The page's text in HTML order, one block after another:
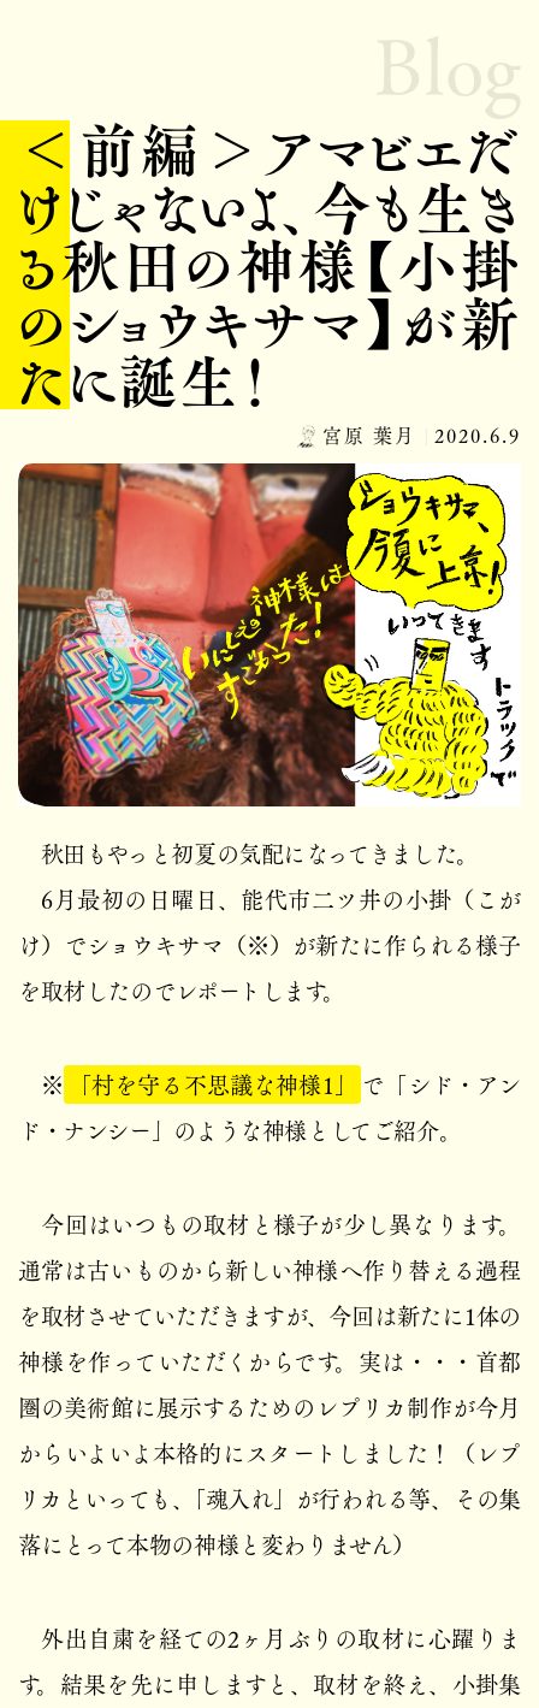
＜前編＞アマビエだ
けじゃないよ、今も生き
る秋田の神様【小掛
のショウキサマ】が新
たに誕生！
宮原 葉月 2020.6.9
秋田もやっと初夏の気配になってきました。
6月最初の日曜日、能代市二ツ井の小掛（こが
け）でショウキサマ（※）が新たに作られる様子
を取材したのでレポートします。
※ 「村を守る不思議な神様1」 で「シド・アン
ド・ナンシー」のような神様としてご紹介。
今回はいつもの取材と様子が少し異なります。
通常は古いものから新しい神様へ作り替える過程
を取材させていただきますが、今回は新たに1体の
神様を作っていただくからです。実は・・・首都
圏の美術館に展示するためのレプリカ制作が今月
からいよいよ本格的にスタートしました！（レプ
リカといっても、「魂入れ」が行われる等、その集
落にとって本物の神様と変わりません）
外出自粛を経ての2ヶ月ぶりの取材に心躍りま
す。結果を先に申しますと、取材を終え、小掛集